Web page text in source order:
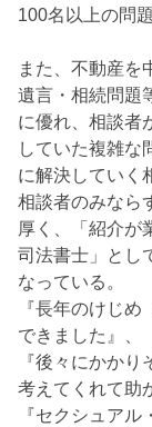
100名以上の問
また、不動産を
遺言・相続問題
に優れ、相談者
していた複雑な
に解決していく
相談者のみなら
厚く、「紹介が
司法書士」とし
なっている。
『長年のけじ
できました』、
『後々にかか
考えてくれて助
『セクシュア